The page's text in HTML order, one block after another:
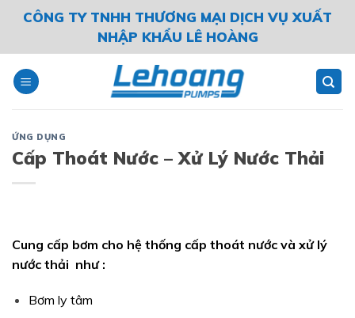
CÔNG TY TNHH THƯƠNG MẠI DỊCH VỤ XUẤT
NHẬP KHẨU LÊ HOÀNG
ỨNG DỤNG
Cấp Thoát Nước – Xử Lý Nước Thải
Cung cấp bơm cho hệ thống cấp thoát nước và xử lý
nước thải như :
Bơm ly tâm